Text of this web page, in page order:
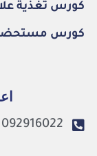
كورس تغذية
كورس